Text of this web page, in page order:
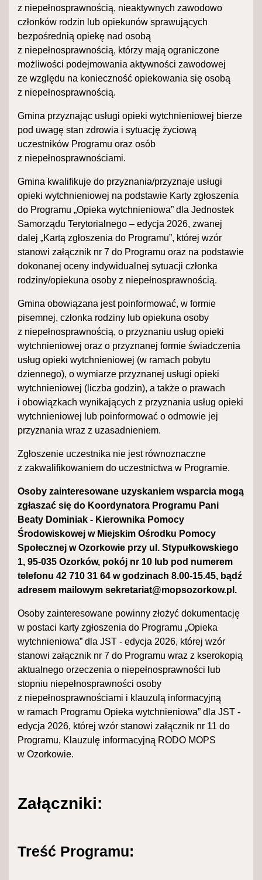
z niepełnosprawnością, nieaktywnych zawodowo
członków rodzin lub opiekunów sprawujących
bezpośrednią opiekę nad osobą
z niepełnosprawnością, którzy mają ograniczone
możliwości podejmowania aktywności zawodowej
ze względu na konieczność opiekowania się osobą
z niepełnosprawnością.
Gmina przyznając usługi opieki wytchnieniowej bierze
pod uwagę stan zdrowia i sytuację życiową
uczestników Programu oraz osób
z niepełnosprawnościami.
Gmina kwalifikuje do przyznania/przyznaje usługi
opieki wytchnieniowej na podstawie Karty zgłoszenia
do Programu „Opieka wytchnieniowa” dla Jednostek
Samorządu Terytorialnego – edycja 2026, zwanej
dalej „Kartą zgłoszenia do Programu”, której wzór
stanowi załącznik nr 7 do Programu oraz na podstawie
dokonanej oceny indywidualnej sytuacji członka
rodziny/opiekuna osoby z niepełnosprawnością.
Gmina obowiązana jest poinformować, w formie
pisemnej, członka rodziny lub opiekuna osoby
z niepełnosprawnością, o przyznaniu usług opieki
wytchnieniowej oraz o przyznanej formie świadczenia
usług opieki wytchnieniowej (w ramach pobytu
dziennego), o wymiarze przyznanej usługi opieki
wytchnieniowej (liczba godzin), a także o prawach
i obowiązkach wynikających z przyznania usług opieki
wytchnieniowej lub poinformować o odmowie jej
przyznania wraz z uzasadnieniem.
Zgłoszenie uczestnika nie jest równoznaczne
z zakwalifikowaniem do uczestnictwa w Programie.
Osoby zainteresowane uzyskaniem wsparcia mogą
zgłaszać się do Koordynatora Programu Pani
Beaty Dominiak - Kierownika Pomocy
Środowiskowej w Miejskim Ośrodku Pomocy
Społecznej w Ozorkowie przy ul. Stypułkowskiego
1, 95-035 Ozorków, pokój nr 10 lub pod numerem
telefonu 42 710 31 64 w godzinach 8.00-15.45, bądź
adresem mailowym sekretariat@mopsozorkow.pl.
Osoby zainteresowane powinny złożyć dokumentację
w postaci karty zgłoszenia do Programu „Opieka
wytchnieniowa” dla JST - edycja 2026, której wzór
stanowi załącznik nr 7 do Programu wraz z kserokopią
aktualnego orzeczenia o niepełnosprawności lub
stopniu niepełnosprawności osoby
z niepełnosprawnościami i klauzulą informacyjną
w ramach Programu Opieka wytchnieniowa” dla JST -
edycja 2026, której wzór stanowi załącznik nr 11 do
Programu, Klauzulę informacyjną RODO MOPS
w Ozorkowie.
Załączniki:
Treść Programu: